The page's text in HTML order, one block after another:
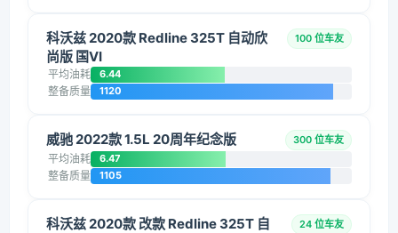
科沃兹 2020款 Redline 325T 自动欣
尚版 国VI
100 位车友
平均油耗 6.44
整备质量 1120
威驰 2022款 1.5L 20周年纪念版 300 位车友
平均油耗 6.47
整备质量 1105
科沃兹 2020款 改款 Redline 325T 自
24 位车友